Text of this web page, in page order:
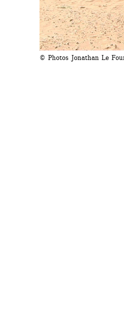
© Photos Jonathan Le